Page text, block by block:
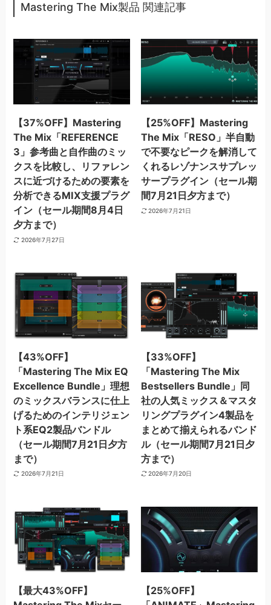
Mastering The Mix製品 関連記事
【37%OFF】Mastering
The Mix「REFERENCE
3」参考曲と自作曲のミッ
クスを比較し、リファレン
スに近づけるための要素を
分析できるMIX支援プラグ
イン（セール期間8月4日
夕方まで）
2026年7月27日
【25%OFF】Mastering
The Mix「RESO」半自動
で不要なピークを解消して
くれるレゾナンスサプレッ
サープラグイン（セール期
間7月21日夕方まで）
2026年7月21日
【43%OFF】
「Mastering The Mix EQ
Excellence Bundle」理想
のミックスバランスに仕上
げるためのインテリジェン
ト系EQ2製品バンドル
（セール期間7月21日夕方
まで）
2026年7月21日
【33%OFF】
「Mastering The Mix
Bestsellers Bundle」同
社の人気ミックス＆マスタ
リングプラグイン4製品を
まとめて揃えられるバンド
ル（セール期間7月21日夕
方まで）
2026年7月20日
【最大43%OFF】
【25%OFF】